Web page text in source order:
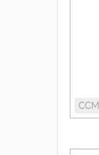
CCMI